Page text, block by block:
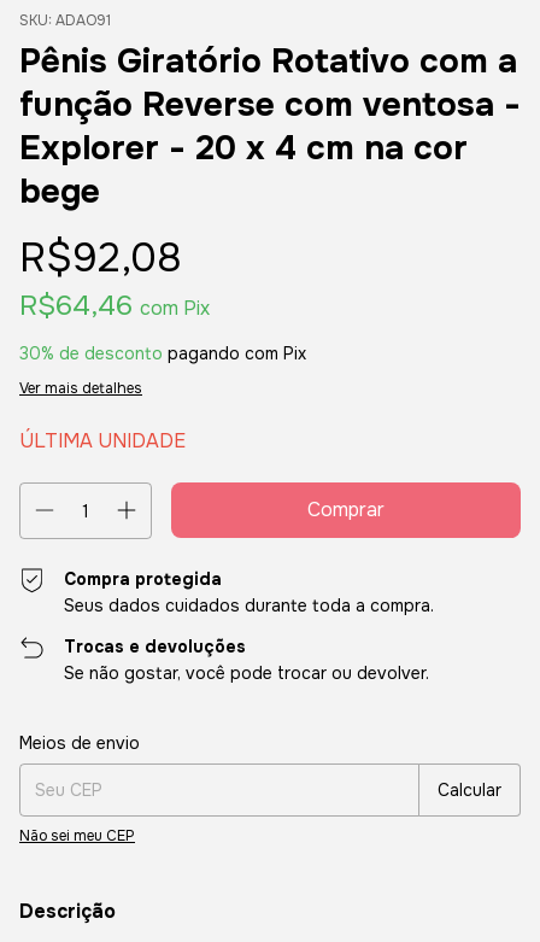
SKU: ADAO91
Pênis Giratório Rotativo com a
função Reverse com ventosa -
Explorer - 20 x 4 cm na cor
bege
R$92,08
R$64,46 com Pix
30% de desconto pagando com Pix
Ver mais detalhes
ÚLTIMA UNIDADE
Compra protegida
Seus dados cuidados durante toda a compra.
Trocas e devoluções
Se não gostar, você pode trocar ou devolver.
Entregas para o CEP:
Meios de envio
Calcular
Não sei meu CEP
Descrição